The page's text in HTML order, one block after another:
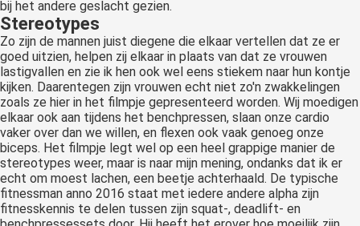
bij het andere geslacht gezien.
Stereotypes
Zo zijn de mannen juist diegene die elkaar vertellen dat ze er
goed uitzien, helpen zij elkaar in plaats van dat ze vrouwen
lastigvallen en zie ik hen ook wel eens stiekem naar hun kontje
kijken. Daarentegen zijn vrouwen echt niet zo'n zwakkelingen
zoals ze hier in het filmpje gepresenteerd worden. Wij moedigen
elkaar ook aan tijdens het benchpressen, slaan onze cardio
vaker over dan we willen, en flexen ook vaak genoeg onze
biceps. Het filmpje legt wel op een heel grappige manier de
stereotypes weer, maar is naar mijn mening, ondanks dat ik er
echt om moest lachen, een beetje achterhaald. De typische
fitnessman anno 2016 staat met iedere andere alpha zijn
fitnesskennis te delen tussen zijn squat-, deadlift- en